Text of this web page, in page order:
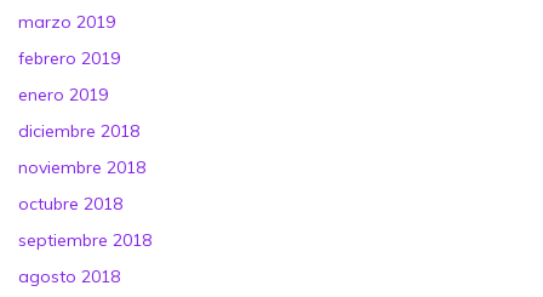
marzo 2019
febrero 2019
enero 2019
diciembre 2018
noviembre 2018
octubre 2018
septiembre 2018
agosto 2018